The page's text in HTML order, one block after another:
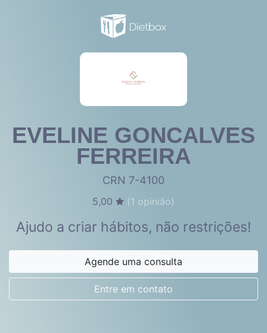
EVELINE GONCALVES
FERREIRA
CRN 7-4100
5,00 (1 opinião)
Ajudo a criar hábitos, não restrições!
Agende uma consulta
Entre em contato